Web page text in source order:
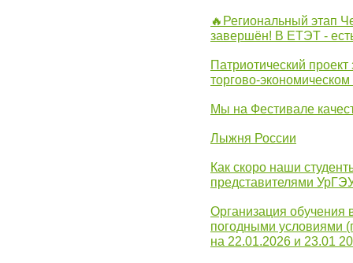
🔥Региональный этап
завершён! В ЕТЭТ -
Патриотический
торгово-
Мы на Фестивале
Лыжня России
Как скоро наши
представителями
Организация обучения
погодными условиями
на 22.01.2026 и 23.01